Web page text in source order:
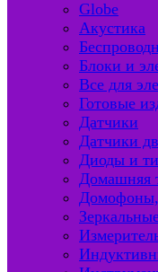
Globe
Акустика
Блоки и
Все для
Готовые
Датчики
Датчики
Диоды и
Домашняя
Домофоны,